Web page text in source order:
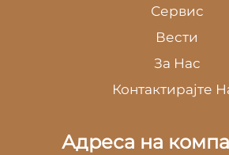
Сервис
Вести
За Нас
Контактирајте
Адреса на